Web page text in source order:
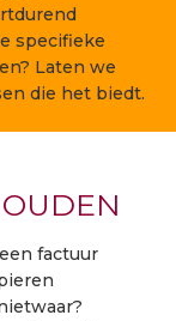
specifieke
Laten we
die het biedt.
factuur